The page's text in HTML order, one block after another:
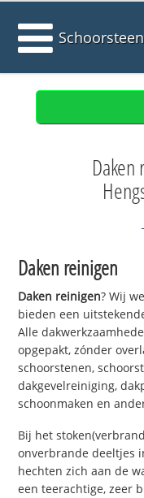
Daken reinigen
Daken reinigen? Wij
bieden een
Alle
opgepakt, zónder
schoorstenen,
dakgevelreiniging,
schoonmaken en
Bij het
onverbrande deeltjes
hechten zich aan de
een teerachtige, zeer